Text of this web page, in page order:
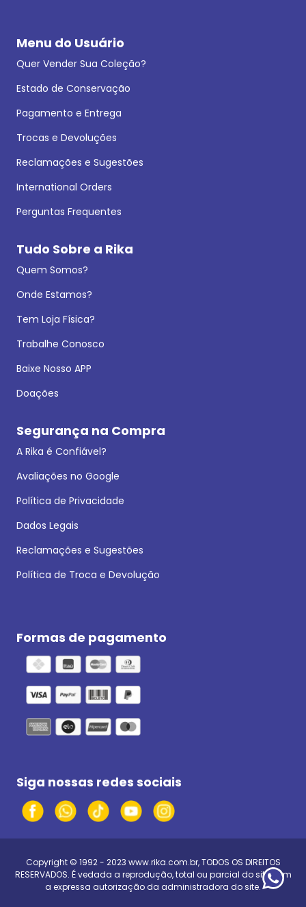
Menu do Usuário
Quer Vender Sua Coleção?
Estado de Conservação
Pagamento e Entrega
Trocas e Devoluções
Reclamações e Sugestões
International Orders
Perguntas Frequentes
Tudo Sobre a Rika
Quem Somos?
Onde Estamos?
Tem Loja Física?
Trabalhe Conosco
Baixe Nosso APP
Doações
Segurança na Compra
A Rika é Confiável?
Avaliações no Google
Política de Privacidade
Dados Legais
Reclamações e Sugestões
Política de Troca e Devolução
Formas de pagamento
Siga nossas redes sociais
Copyright © 1992 - 2023 www.rika.com.br, TODOS OS DIREITOS
RESERVADOS. É vedada a reprodução, total ou parcial do site, sem
a expressa autorização da administradora do site.